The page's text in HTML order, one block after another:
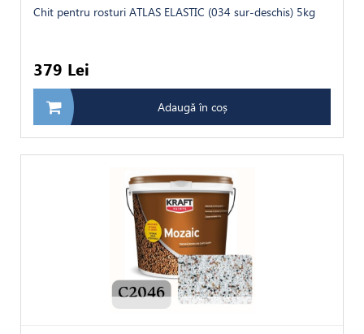
Chit pentru rosturi ATLAS ELASTIC (034 sur-deschis) 5kg
379 Lei
Adaugă în coș